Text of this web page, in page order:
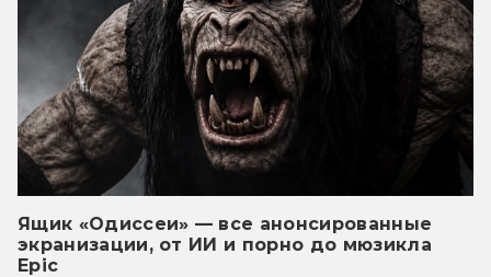
Ящик «Одиссеи» — все анонсированные
экранизации, от ИИ и порно до мюзикла
Epic